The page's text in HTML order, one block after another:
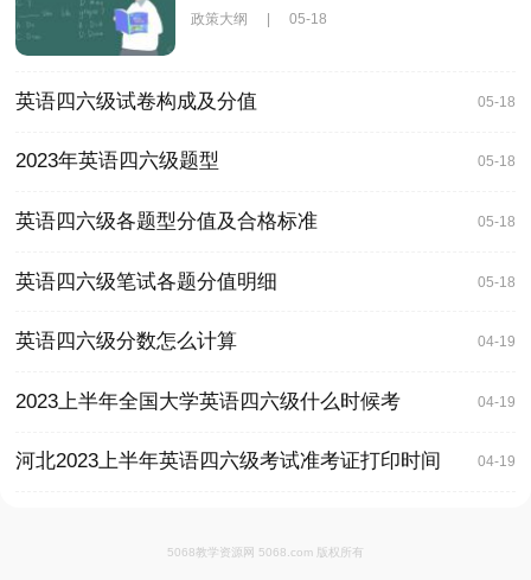
政策大纲 05-18
英语四六级试卷构成及分值 05-18
2023年英语四六级题型 05-18
英语四六级各题型分值及合格标准 05-18
英语四六级笔试各题分值明细 05-18
英语四六级分数怎么计算 04-19
2023上半年全国大学英语四六级什么时候考 04-19
河北2023上半年英语四六级考试准考证打印时间 04-19
5068教学资源网 5068.com 版权所有